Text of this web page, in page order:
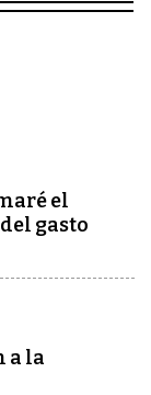
el
gasto
a la